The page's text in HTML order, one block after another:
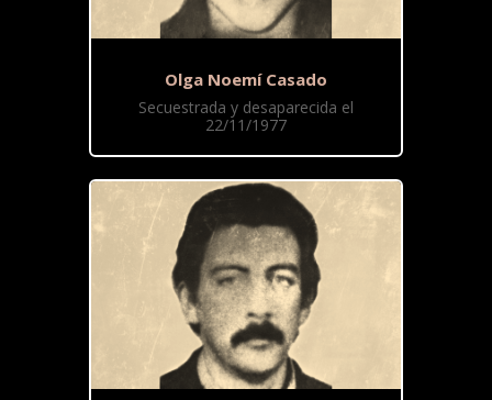
Olga Noemí Casado
Secuestrada y desaparecida el
22/11/1977